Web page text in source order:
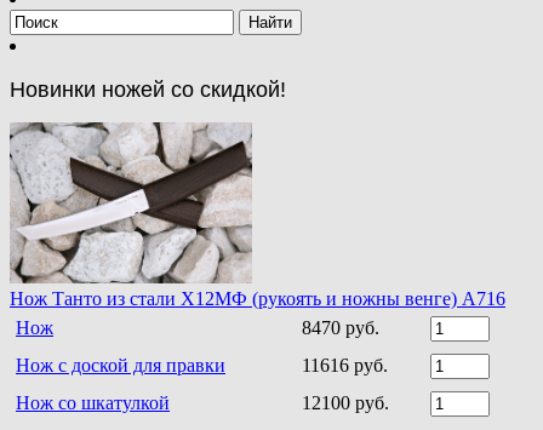
Новинки ножей со скидкой!
Нож Танто из стали Х12МФ (рукоять и ножны венге) A716
Нож
8470 руб.
Нож с доской для правки
11616 руб.
Нож со шкатулкой
12100 руб.